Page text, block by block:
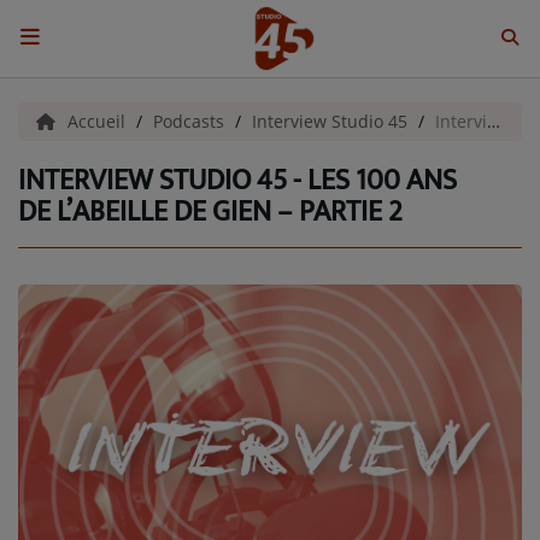
ACCUEIL
Emissions
BENJI & COMPAGNIE
GIEN, SA FABULEUSE HISTOIRE
GRAFFITI CINÉMA
LES ASSOCIÉS DU JOUR
LA CHRONIQUE ENVIRONNEMENTALE
LA CHRONIQUE MUSICALE
Accueil Podcasts Interview Studio 45 Interview Studio 45 - Les 100 ans de l’Abeille de Gien – Partie 2
INTERVIEW STUDIO 45 - LES 100 ANS
DE L’ABEILLE DE GIEN – PARTIE 2